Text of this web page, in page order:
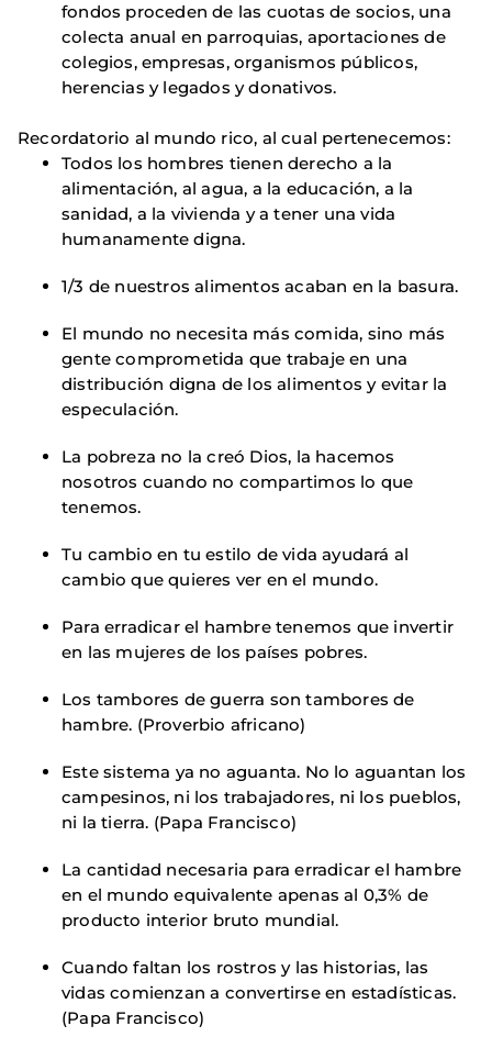
fondos proceden de las cuotas de socios, una
colecta anual en parroquias, aportaciones de
colegios, empresas, organismos públicos,
herencias y legados y donativos.
Recordatorio al mundo rico, al cual pertenecemos:
Todos los hombres tienen derecho a la
alimentación, al agua, a la educación, a la
sanidad, a la vivienda y a tener una vida
humanamente digna.
1/3 de nuestros alimentos acaban en la basura.
El mundo no necesita más comida, sino más
gente comprometida que trabaje en una
distribución digna de los alimentos y evitar la
especulación.
La pobreza no la creó Dios, la hacemos
nosotros cuando no compartimos lo que
tenemos.
Tu cambio en tu estilo de vida ayudará al
cambio que quieres ver en el mundo.
Para erradicar el hambre tenemos que invertir
en las mujeres de los países pobres.
Los tambores de guerra son tambores de
hambre. (Proverbio africano)
Este sistema ya no aguanta. No lo aguantan los
campesinos, ni los trabajadores, ni los pueblos,
ni la tierra. (Papa Francisco)
La cantidad necesaria para erradicar el hambre
en el mundo equivalente apenas al 0,3% de
producto interior bruto mundial.
Cuando faltan los rostros y las historias, las
vidas comienzan a convertirse en estadísticas.
(Papa Francisco)